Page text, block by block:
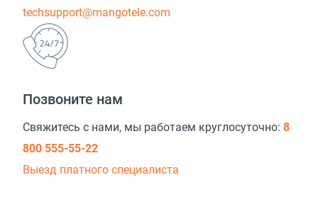
techsupport@mangotele.com
Позвоните нам
Свяжитесь с нами, мы работаем круглосуточно: 8
800 555-55-22
Выезд платного специалиста